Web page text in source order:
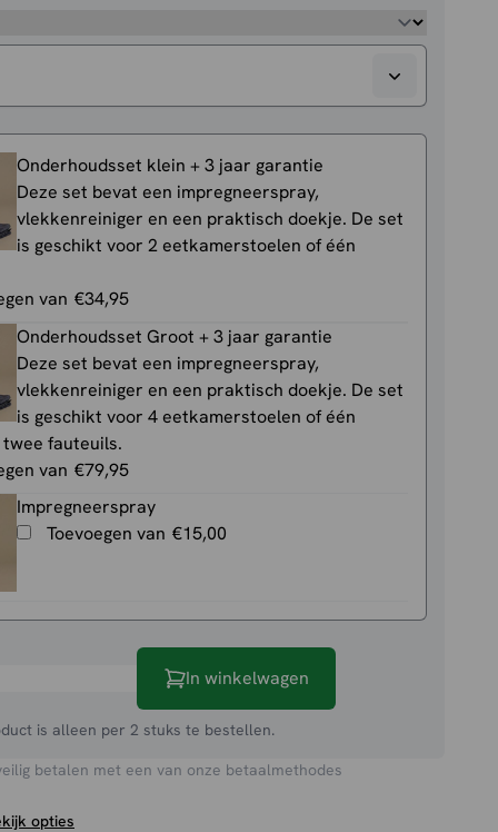
Onderhoudsset klein + 3 jaar garantie
Deze set bevat een impregneerspray,
vlekkenreiniger en een praktisch doekje. De set
is geschikt voor 2 eetkamerstoelen of één
van €34,95
Onderhoudsset Groot + 3 jaar garantie
Deze set bevat een impregneerspray,
vlekkenreiniger en een praktisch doekje. De set
is geschikt voor 4 eetkamerstoelen of één
fauteuils.
van €79,95
Impregneerspray
Toevoegen van €15,00
In winkelwagen
is alleen per 2 stuks te bestellen.
betalen met een van onze betaalmethodes
opties